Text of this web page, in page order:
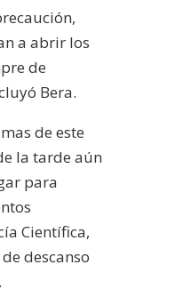
a abrir los
de
Bera.
de este
la tarde aún
para
Científica,
descanso